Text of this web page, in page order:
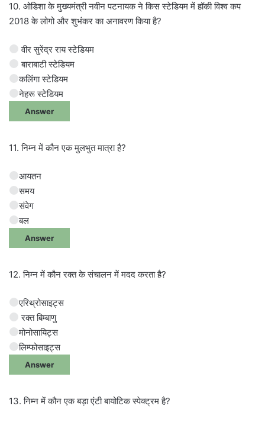
10. ओडिशा के मुख्यमंत्री नवीन पटनायक ने किस स्टेडियम में हॉकी विश्व कप
2018 के लोगो और शुभंकर का अनावरण किया है?
वीर सुरेंद्र राय स्टेडियम
बाराबाटी स्टेडियम
कलिंगा स्टेडियम
नेहरू स्टेडियम
Answer
11. निम्न में कौन एक मुलभुत मात्रा है?
आयतन
समय
संवेग
बल
Answer
12. निम्न में कौन रक्त के संचालन में मदद करता है?
एरिथ्रोसाइट्स
रक्त बिम्बाणु
मोनोसायिट्स
लिम्फोसाइट्स
Answer
13. निम्न में कौन एक बड़ा एंटी बायोटिक स्पेक्ट्रम है?